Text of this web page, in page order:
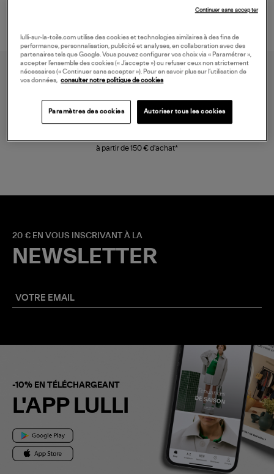
à partir de 150 € d'achat*
20 € EN VOUS INSCRIVANT À LA
NEWSLETTER
-10% EN TÉLÉCHARGEANT
L'APP LULLI
lulli-sur-la-toile.com utilise des cookies et technologies similaires à des fins de
performance, personnalisation, publicité et analyses, en collaboration avec des
partenaires tels que Google. Vous pouvez configurer vos choix via « Paramétrer »,
accepter l’ensemble des cookies (« J’accepte ») ou refuser ceux non strictement
nécessaires (« Continuer sans accepter »). Pour en savoir plus sur l’utilisation de
vos données, consulter notre politique de cookies
Paramètres des cookies Autoriser tous les cookies
Continuer sans accepter